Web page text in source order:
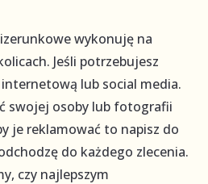
wykonuję na
Jeśli potrzebujesz
lub social media.
swojej osoby lub fotografii
je reklamować to napisz do
do każdego zlecenia.
czy najlepszym